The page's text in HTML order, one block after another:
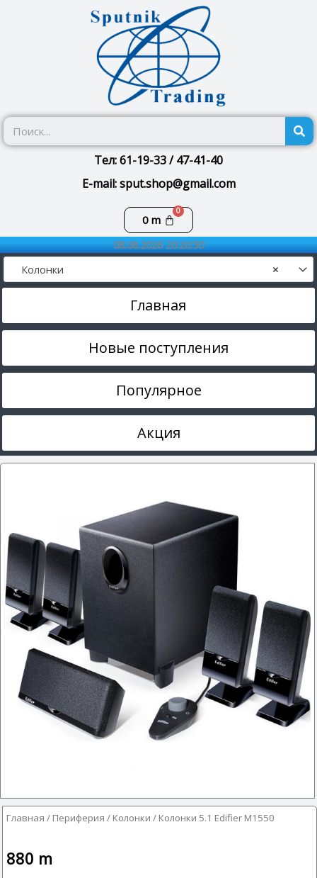
Тел: 61-19-33 / 47-41-40
E-mail: sput.shop@gmail.com
0m
Корзина
08.08.2026 20:20:50
×
Колонки
Главная
Новые поступления
Популярное
Акция
Главная / Периферия / Колонки / Колонки 5.1 Edifier M1550
880 m